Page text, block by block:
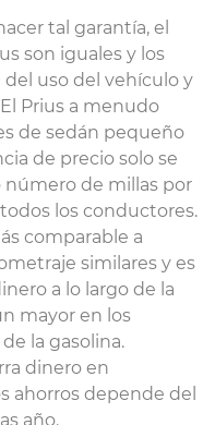
tal garantía, el
son iguales y los
uso del vehículo y
Prius a menudo
de sedán pequeño
de precio solo se
de millas por
los conductores.
comparable a
similares y es
a lo largo de la
mayor en los
la gasolina.
dinero en
ahorros depende del
año.